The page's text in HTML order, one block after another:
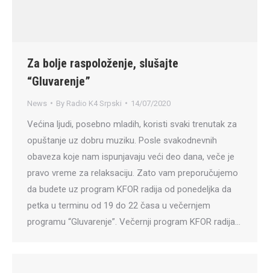
Za bolje raspoloženje, slušajte
“Gluvarenje”
News By Radio K4 Srpski 14/07/2020
Većina ljudi, posebno mladih, koristi svaki trenutak za
opuštanje uz dobru muziku. Posle svakodnevnih
obaveza koje nam ispunjavaju veći deo dana, veče je
pravo vreme za relaksaciju. Zato vam preporučujemo
da budete uz program KFOR radija od ponedeljka da
petka u terminu od 19 do 22 časa u večernjem
programu “Gluvarenje”. Večernji program KFOR radija…